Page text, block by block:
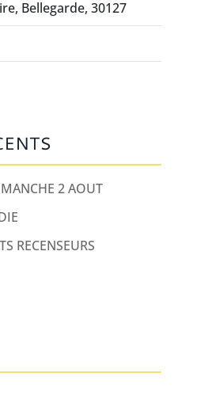
Bellegarde, 30127
2 AOUT
RECENSEURS